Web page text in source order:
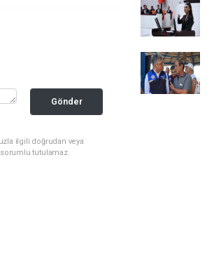
Gönder
ilgili doğrudan veya
tutulamaz.